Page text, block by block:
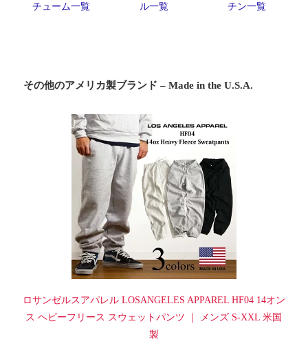
チューム一覧
ル一覧
チン一覧
その他のアメリカ製ブランド – Made in the U.S.A.
ロサンゼルスアパレル LOSANGELES APPAREL HF04 14オン
ス ヘビーフリース スウェットパンツ ｜ メンズ S-XXL 米国
製